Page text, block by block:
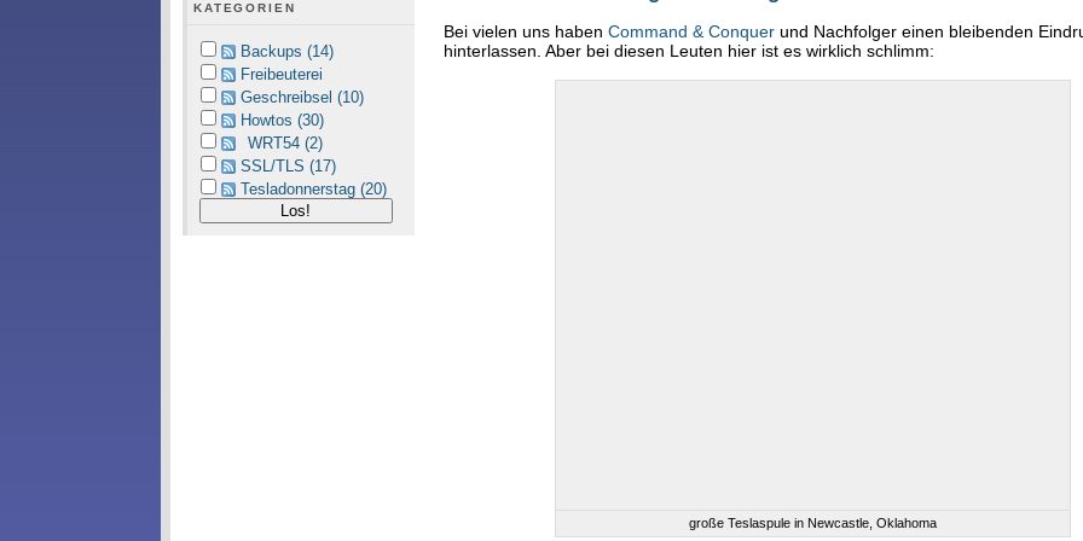
KATEGORIEN
Backups (14)
Freibeuterei
Geschreibsel (10)
Howtos (30)
WRT54 (2)
SSL/TLS (17)
Tesladonnerstag (20)
Bei vielen uns habenCommand & Conquer und Nachfolger einen bleibenden
hinterlassen. Aber bei diesen Leuten hier ist es wirklich schlimm:
große Teslaspule in Newcastle, Oklahoma